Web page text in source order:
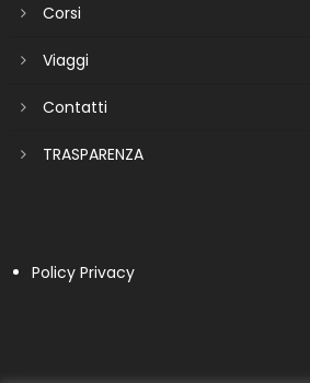
Corsi
Viaggi
Contatti
TRASPARENZA
Policy Privacy